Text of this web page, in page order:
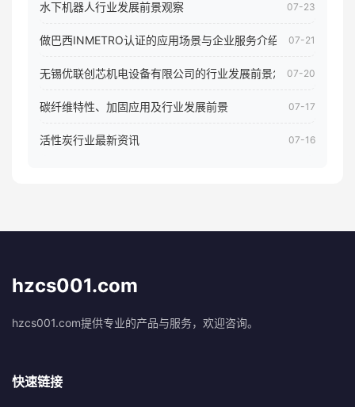
水下机器人行业发展前景观察 07-23
做巴西INMETRO认证的应用场景与企业服务介绍 07-21
无锡优联创芯机电设备有限公司的行业发展前景怎样07-20
碳纤维特性、加固应用及行业发展前景 07-17
活性炭行业最新资讯 07-16
hzcs001.com
hzcs001.com提供专业的产品与服务，欢迎咨询。
快速链接